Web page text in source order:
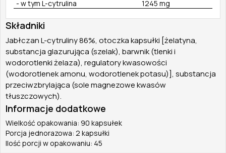
- w tym L-cytrulina
1245 mg
Składniki
Jabłczan L-cytruliny 86%, otoczka kapsułki [żelatyna,
substancja glazurująca (szelak), barwnik (tlenki i
wodorotlenki żelaza), regulatory kwasowości
(wodorotlenek amonu, wodorotlenek potasu)], substancja
przeciwzbrylająca (sole magnezowe kwasów
tłuszczowych).
Informacje dodatkowe
Wielkość opakowania: 90 kapsułek
Porcja jednorazowa: 2 kapsułki
Ilość porcji w opakowaniu: 45